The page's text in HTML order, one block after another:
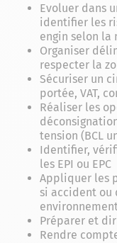
Evoluer dans
identiﬁer les
engin selon la
Organiser
respecter la
Sécuriser un
portée, VAT,
Réaliser les
tension (BCL
Identiﬁer,
les EPI ou EPC
Appliquer les
si accident ou
Préparer et
Rendre